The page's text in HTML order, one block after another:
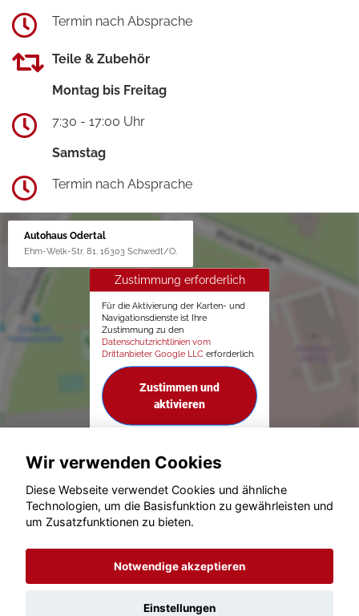
Termin nach Absprache
Teile & Zubehör
Montag bis Freitag
7:30 - 17:00 Uhr
Samstag
Termin nach Absprache
Autohaus Odertal
Ehm-Welk-Str. 81, 16303 Schwedt/O.
Zustimmung erforderlich
Für die Aktivierung der Karten- und
Navigationsdienste ist Ihre
Zustimmung zu den
Datenschutzrichtlinien vom
Drittanbieter Google LLC erforderlich.
Zustimmen und
aktivieren
© konjunkturmotor.de GmbH 2020 - 2026
Wir verwenden Cookies
Diese Webseite verwendet Cookies und ähnliche
Technologien, um die Basisfunktion zu gewährleisten und
um Zusatzfunktionen zu bieten.
Notwendige akzeptieren
Einstellungen